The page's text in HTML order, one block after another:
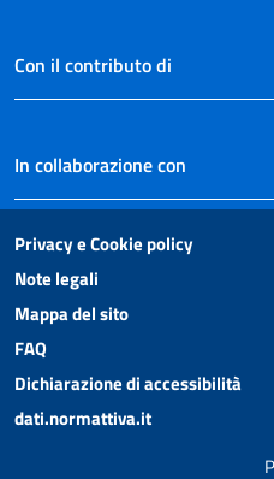
Con il contributo di
In collaborazione con
Privacy e Cookie policy
Note legali
Mappa del sito
FAQ
Dichiarazione di accessibilità
dati.normattiva.it